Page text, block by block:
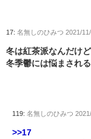
17: 名無しのひみつ 2021/
冬は紅茶派なんだけ
冬季鬱には悩まされ
119: 名無しのひみつ
>>17